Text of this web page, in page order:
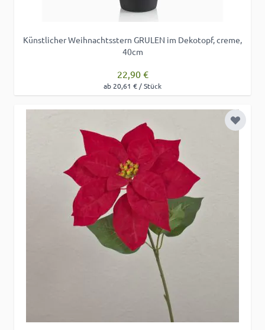
Künstlicher Weihnachtsstern GRULEN im Dekotopf, creme,
40cm
22,90 €
ab 20,61 € / Stück
Zur